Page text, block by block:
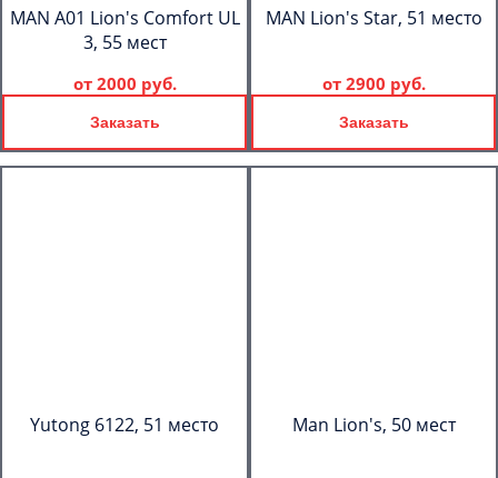
MAN A01 Lion's Comfort UL
3, 55 мест
от 2000 руб.
Заказать
MAN Lion's Star, 51 место
от 2900 руб.
Заказать
Yutong 6122, 51 место Man Lion's, 50 мест